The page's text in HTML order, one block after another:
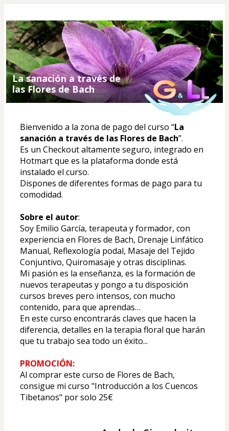
La sanación a través de
las Flores de Bach
Bienvenido a la zona de pago del curso “La
sanación a través de las Flores de Bach”.
Es un Checkout altamente seguro, integrado en
Hotmart que es la plataforma donde está
instalado el curso.
Dispones de diferentes formas de pago para tu
comodidad.
Sobre el autor:
Soy Emilio García, terapeuta y formador, con
experiencia en Flores de Bach, Drenaje Linfático
Manual, Reflexología podal, Masaje del Tejido
Conjuntivo, Quiromasaje y otras disciplinas.
Mi pasión es la enseñanza, es la formación de
nuevos terapeutas y pongo a tu disposición
cursos breves pero intensos, con mucho
contenido, para que aprendas…
En este curso encontrarás claves que hacen la
diferencia, detalles en la terapia floral que harán
que tu trabajo sea todo un éxito...
PROMOCIÓN:
Al comprar este curso de Flores de Bach,
consigue mi curso "Introducción a los Cuencos
Tibetanos" por solo 25€